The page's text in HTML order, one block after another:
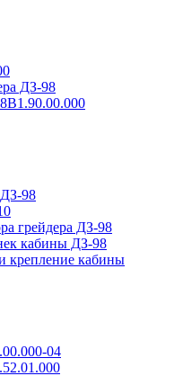
ДЗ-98
98
грейдера ДЗ-98
кабины ДЗ-98
крепление кабины
04